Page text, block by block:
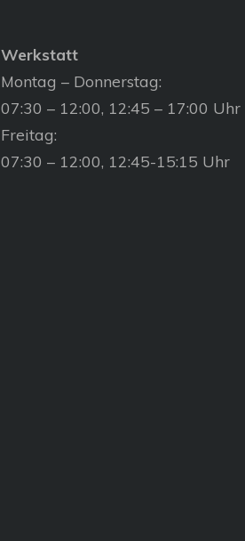
Werkstatt
Montag – Donnerstag:
07:30 – 12:00, 12:45 – 17:00 Uhr
Freitag:
07:30 – 12:00, 12:45-15:15 Uhr